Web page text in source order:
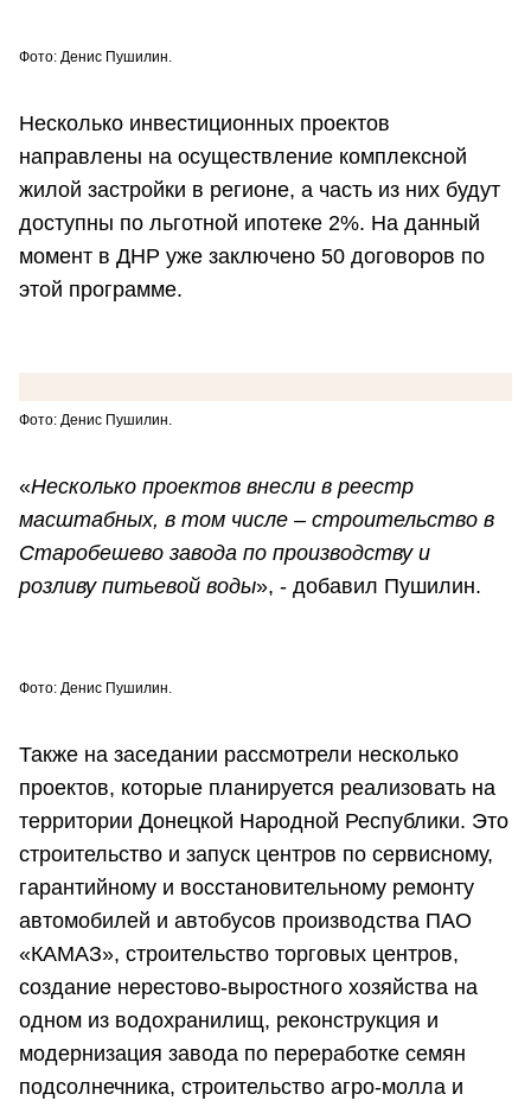
Фото: Денис Пушилин.
Несколько инвестиционных проектов
направлены на осуществление комплексной
жилой застройки в регионе, а часть из них будут
доступны по льготной ипотеке 2%. На данный
момент в ДНР уже заключено 50 договоров по
этой программе.
Фото: Денис Пушилин.
«Несколько проектов внесли в реестр
масштабных, в том числе – строительство в
Старобешево завода по производству и
розливу питьевой воды», - добавил Пушилин.
Фото: Денис Пушилин.
Также на заседании рассмотрели несколько
проектов, которые планируется реализовать на
территории Донецкой Народной Республики. Это
строительство и запуск центров по сервисному,
гарантийному и восстановительному ремонту
автомобилей и автобусов производства ПАО
«КАМАЗ», строительство торговых центров,
создание нерестово-выростного хозяйства на
одном из водохранилищ, реконструкция и
модернизация завода по переработке семян
подсолнечника, строительство агро-молла и